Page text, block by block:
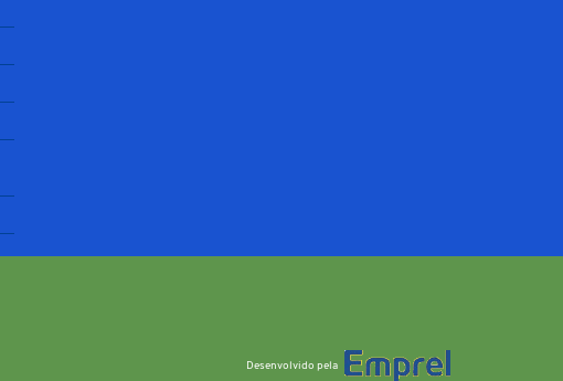
Desenvolvido pela